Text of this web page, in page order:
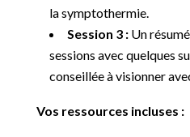
la symptothermie.
Session 3 :Un
sessions avec quelques
conseillée à visionner
Vos ressources incluses :